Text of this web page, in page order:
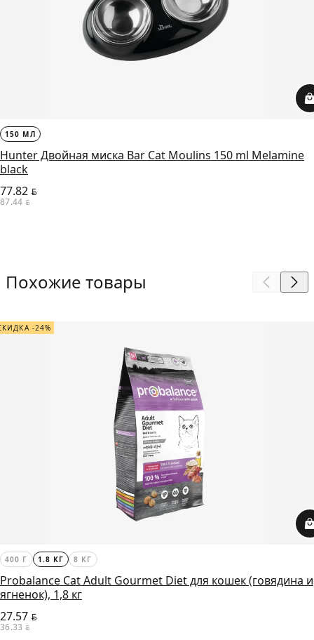
150 МЛ
Hunter Двойная миска Bar Cat Moulins 150 ml Melamine
black
77.82 BYN
87.44 BYN
Похожие товары
-24%
400 Г 1.8 КГ 8 КГ
Probalance Cat Adult Gourmet Diet для кошек (говядина и
ягненок), 1,8 кг
27.57 BYN
36.33 BYN